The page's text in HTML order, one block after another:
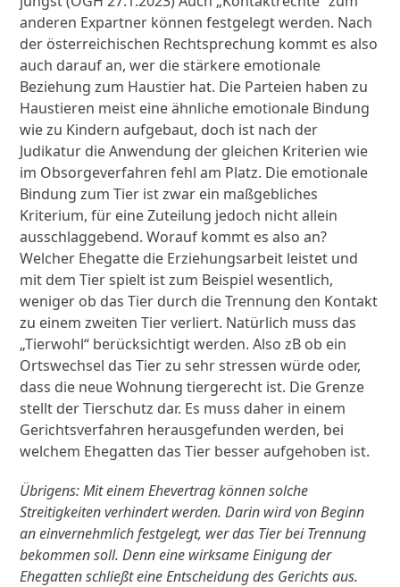
anderen Expartner können festgelegt werden. Nach
der österreichischen Rechtsprechung kommt es also
auch darauf an, wer die stärkere emotionale
Beziehung zum Haustier hat. Die Parteien haben zu
Haustieren meist eine ähnliche emotionale Bindung
wie zu Kindern aufgebaut, doch ist nach der
Judikatur die Anwendung der gleichen Kriterien wie
im Obsorgeverfahren fehl am Platz. Die emotionale
Bindung zum Tier ist zwar ein maßgebliches
Kriterium, für eine Zuteilung jedoch nicht allein
ausschlaggebend. Worauf kommt es also an?
Welcher Ehegatte die Erziehungsarbeit leistet und
mit dem Tier spielt ist zum Beispiel wesentlich,
weniger ob das Tier durch die Trennung den Kontakt
zu einem zweiten Tier verliert. Natürlich muss das
„Tierwohl“ berücksichtigt werden. Also zB ob ein
Ortswechsel das Tier zu sehr stressen würde oder,
dass die neue Wohnung tiergerecht ist. Die Grenze
stellt der Tierschutz dar. Es muss daher in einem
Gerichtsverfahren herausgefunden werden, bei
welchem Ehegatten das Tier besser aufgehoben ist.
Übrigens: Mit einem Ehevertrag können solche
Streitigkeiten verhindert werden. Darin wird von Beginn
an einvernehmlich festgelegt, wer das Tier bei Trennung
bekommen soll. Denn eine wirksame Einigung der
Ehegatten schließt eine Entscheidung des Gerichts aus.